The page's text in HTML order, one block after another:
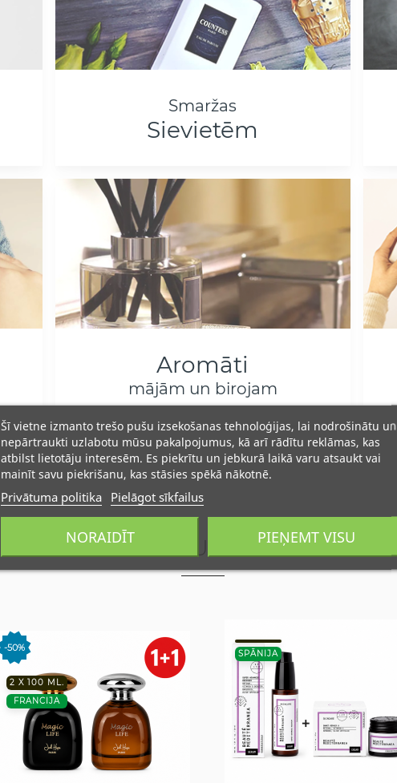
Smaržas
Sievietēm
Aromāti
mājām un birojam
POPULIARIAUSIOS PREKĖS
-50%
2 X 100 ML.
FRANCIJA
SPĀNIJA
Šī vietne izmanto trešo pušu izsekošanas tehnoloģijas, lai nodrošinātu un
nepārtraukti uzlabotu mūsu pakalpojumus, kā arī rādītu reklāmas, kas
atbilst lietotāju interesēm. Es piekrītu un jebkurā laikā varu atsaukt vai
mainīt savu piekrišanu, kas stāsies spēkā nākotnē.
Privātuma politika Pielāgot sīkfailus
NORAIDĪT PIEŅEMT VISU